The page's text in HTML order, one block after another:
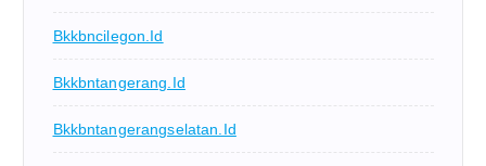
Bkkbncilegon.id
Bkkbntangerang.id
Bkkbntangerangselatan.id